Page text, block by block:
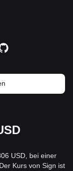
USD, bei einer
Kurs von Sign ist